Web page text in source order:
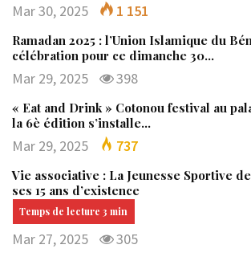
Mar 30, 2025 1 151
Ramadan 2025 : l’Union Islamique du
célébration pour ce dimanche 30…
Mar 29, 2025 398
« Eat and Drink » Cotonou festival au
la 6è édition s’installe…
Mar 29, 2025 737
Vie associative : La Jeunesse Sportive
ses 15 ans d’existence
Mar 27, 2025 305